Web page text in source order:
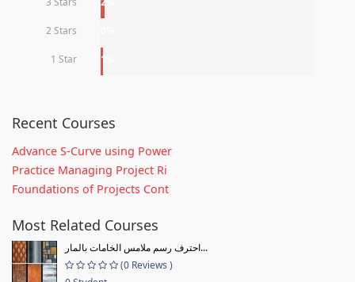
2 Stars
1 Star 1%
Recent Courses
Advance S-Curve using Power
Practice Managing Project Ri
Foundations of Projects Cont
Most Related Courses
احترف رسم ملامس الخامات بالمار...
(0 Reviews )